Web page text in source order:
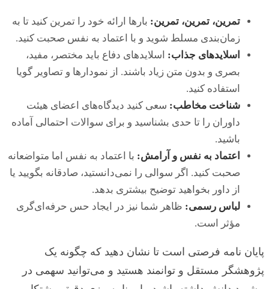
تمرین، تمرین، تمرین: بارها ارائه خود را تمرین کنید تا به
زمان‌بندی مسلط شوید و با اعتماد به نفس صحبت کنید.
اسلایدهای جذاب: اسلایدهای دفاع باید مختصر، مفید،
بصری و بدون متن زیاد باشند. از نمودارها و تصاویر گویا
استفاده کنید.
شناخت مخاطب: سعی کنید دیدگاه‌های اعضای هیئت
داوران را تا حدی بشناسید و برای سوالات احتمالی آماده
باشید.
اعتماد به نفس و آرامش: با اعتماد به نفس اما متواضعانه
صحبت کنید. اگر سوالی را نمی‌دانستید، صادقانه بگویید یا
از داور بخواهید توضیح بیشتری بدهد.
لباس رسمی: ظاهر شما نیز در ایجاد حس حرفه‌ای‌گری
مؤثر است.
پایان نامه فرصتی است تا نشان دهید که چگونه یک
پژوهشگر مستقل و توانمند هستید و می‌توانید سهمی در